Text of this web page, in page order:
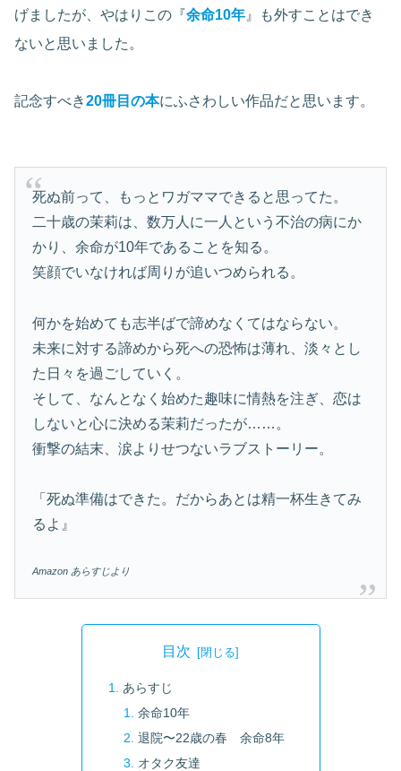
げましたが、やはりこの『余命10年 』も外すことはでき
ないと思いました。
記念すべき20冊目の本にふさわしい作品だと思います。
死ぬ前って、もっとワガママできると思ってた。
二十歳の茉莉は、数万人に一人という不治の病にか
かり、余命が10年であることを知る。
笑顔でいなければ周りが追いつめられる。
何かを始めても志半ばで諦めなくてはならない。
未来に対する諦めから死への恐怖は薄れ、淡々とし
た日々を過ごしていく。
そして、なんとなく始めた趣味に情熱を注ぎ、恋は
しないと心に決める茉莉だったが……。
衝撃の結末、涙よりせつないラブストーリー。
「死ぬ準備はできた。だからあとは精一杯生きてみ
るよ』
Amazon あらすじより
目次
あらすじ
余命10年
退院〜22歳の春 余命8年
オタク友達